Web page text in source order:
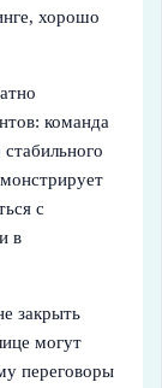
хорошо
команда
с
в
закрыть
могут
переговоры